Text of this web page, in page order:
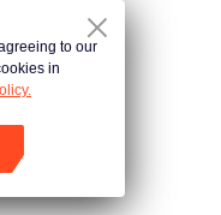
to our
in